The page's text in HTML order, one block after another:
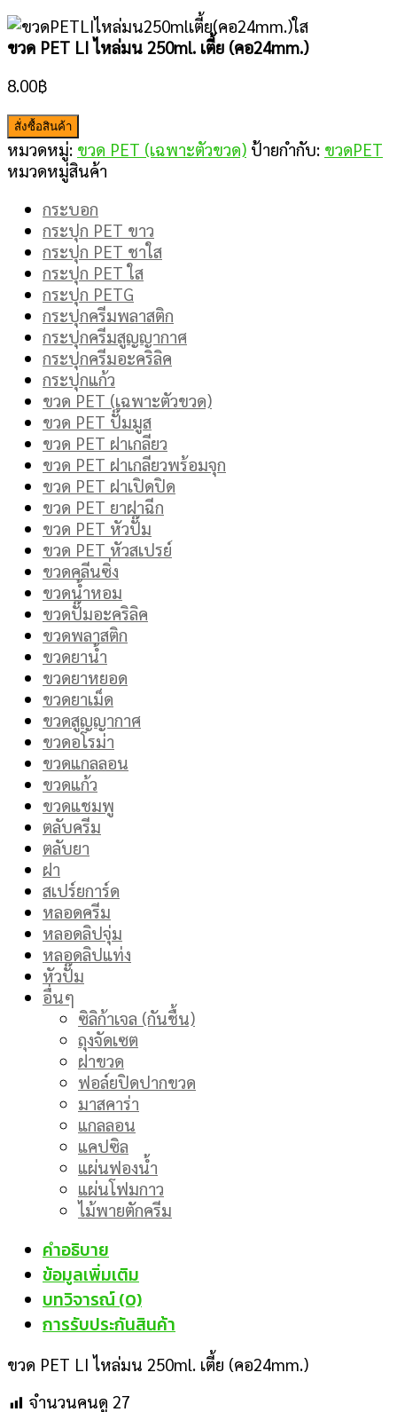
ขวด PET LI ไหล่มน 250ml. เตี้ย (คอ24mm.)
8.00฿
สั่งซื้อสินค้า
หมวดหมู่: ขวด PET (เฉพาะตัวขวด) ป้ายกำกับ: ขวดPET
หมวดหมู่สินค้า
กระบอก
กระปุก PET ขาว
กระปุก PET ชาใส
กระปุก PET ใส
กระปุก PETG
กระปุกครีมพลาสติก
กระปุกครีมสูญญากาศ
กระปุกครีมอะคริลิค
กระปุกแก้ว
ขวด PET (เฉพาะตัวขวด)
ขวด PET ปั๊มมูส
ขวด PET ฝาเกลียว
ขวด PET ฝาเกลียวพร้อมจุก
ขวด PET ฝาเปิดปิด
ขวด PET ยาฝาฉีก
ขวด PET หัวปั๊ม
ขวด PET หัวสเปรย์
ขวดคลีนซิ่ง
ขวดน้ำหอม
ขวดปั๊มอะคริลิค
ขวดพลาสติก
ขวดยาน้ำ
ขวดยาหยอด
ขวดยาเม็ด
ขวดสูญญากาศ
ขวดอโรม่า
ขวดแกลลอน
ขวดแก้ว
ขวดแชมพู
ตลับครีม
ตลับยา
ฝา
สเปร์ยการ์ด
หลอดครีม
หลอดลิปจุ่ม
หลอดลิปแท่ง
หัวปั๊ม
อื่นๆ
ซิลิก้าเจล (กันชื้น)
ถุงจัดเซต
ฝาขวด
ฟอล์ยปิดปากขวด
มาสคาร่า
แกลลอน
แคปซิล
แผ่นฟองน้ำ
แผ่นโฟมกาว
ไม้พายตักครีม
คำอธิบาย
ข้อมูลเพิ่มเติม
บทวิจารณ์ (0)
การรับประกันสินค้า
ขวด PET LI ไหล่มน 250ml. เตี้ย (คอ24mm.)
จำนวนคนดู 27